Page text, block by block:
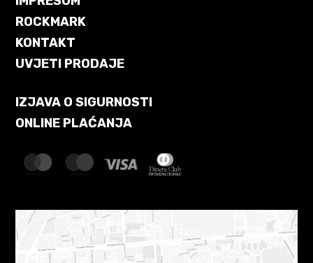
ROCKMARK
KONTAKT
UVJETI PRODAJE
IZJAVA O SIGURNOSTI
ONLINE PLAĆANJA